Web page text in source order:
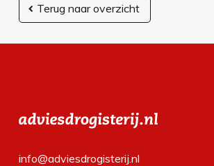
Terug naar overzicht
info@adviesdrogisterij.nl